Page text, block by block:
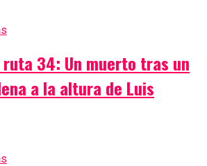
34: Un muerto tras un
a la altura de Luis